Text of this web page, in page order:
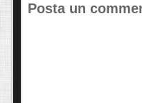
Posta un